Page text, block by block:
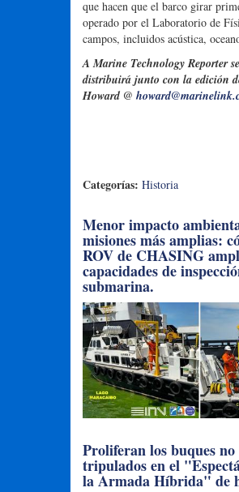
que hacen que el barco girar
operado por el Laboratorio de
campos, incluidos acústica,
A Marine Technology Reporter
distribuirá junto con la edición
Howard @
Categorías: Historia
Menor impacto
misiones más amplias:
ROV de CHASING
capacidades de
submarina.
Proliferan los buques no
tripulados en el
la Armada Híbrida" de